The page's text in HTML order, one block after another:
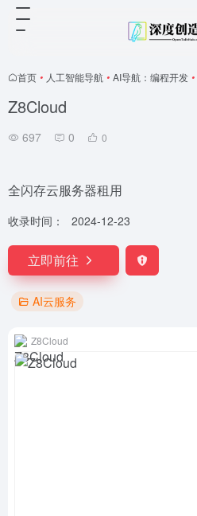
首页 • 人工智能导航 • AI导航：编程开发 •
Z8Cloud
697 0 0
全闪存云服务器租用
收录时间： 2024-12-23
立即前往
AI云服务
Z8Cloud